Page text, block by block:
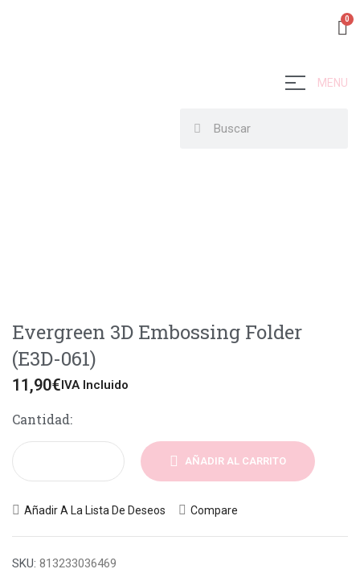
MENU
Evergreen 3D Embossing Folder
(E3D-061)
11,90€IVA Incluido
Cantidad:
AÑADIR AL CARRITO
Añadir A La Lista De Deseos Compare
SKU: 813233036469